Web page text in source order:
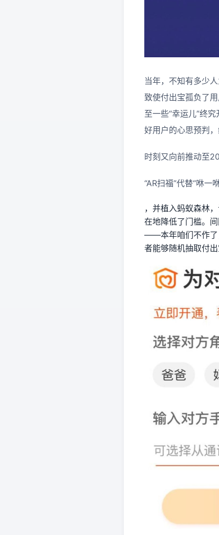
当年，不知有多少
致使付出宝孤负了
至一些“幸运儿”终
好用户的心思预判，
时刻又向前推动至
“AR扫福”代替“咻一
，并植入蚂蚁森林
在地降低了门槛。
——本年咱们不作了
者能够随机抽取付出